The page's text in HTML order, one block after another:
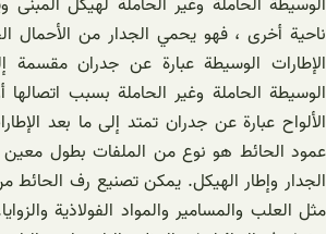
ناحية أخرى ، فهو يحمي الجدار من الأحمال
الإطارات الوسيطة عبارة عن جدران مقسمة
الوسيطة الحاملة وغير الحاملة بسبب اتصالها
الألواح عبارة عن جدران تمتد إلى ما بعد
عمود الحائط هو نوع من الملفات بطول معين
الجدار وإطار الهيكل. يمكن تصنيع رف
مثل العلب والمسامير والمواد الفولاذية